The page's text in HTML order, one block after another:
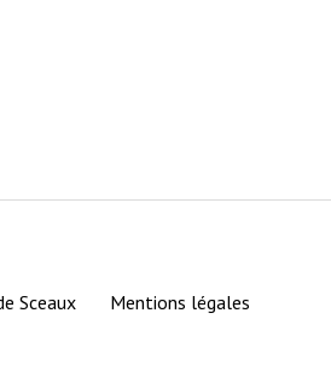
Sceaux Mentions légales